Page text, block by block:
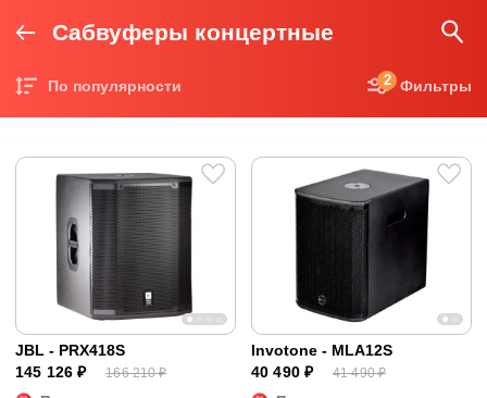
Сабвуферы концертные
По популярности Фильтры
2
JBL - PRX418S
145 126 ₽
166 210 ₽
Invotone - MLA12S
40 490 ₽
41 490 ₽